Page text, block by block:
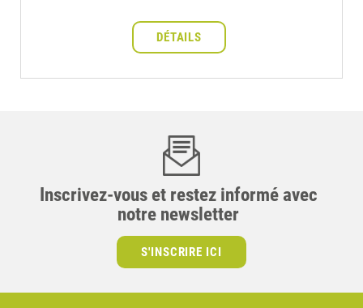
DÉTAILS
Inscrivez-vous et restez informé avec
notre newsletter
S'INSCRIRE ICI